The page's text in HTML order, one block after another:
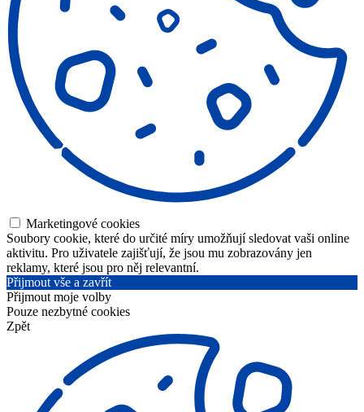
Marketingové cookies
Soubory cookie, které do určité míry umožňují sledovat vaši online
aktivitu. Pro uživatele zajišťují, že jsou mu zobrazovány jen
reklamy, které jsou pro něj relevantní.
Přijmout vše a zavřít
Přijmout moje volby
Pouze nezbytné cookies
Zpět